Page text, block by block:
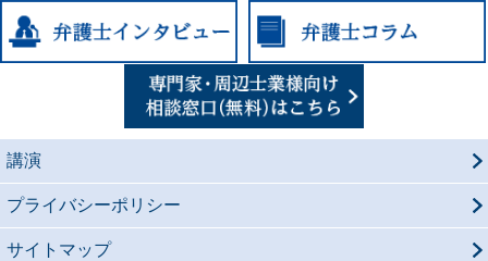
講演
プライバシーポリシー
サイトマップ